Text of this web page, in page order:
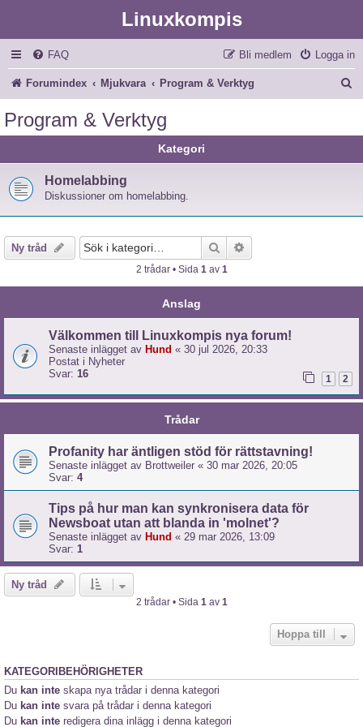
Linuxkompis
FAQ Logga in
Bli medlem
Forumindex Mjukvara Program & Verktyg
Program & Verktyg
Kategori
Homelabbing
Diskussioner om homelabbing.
Ny tråd Sök
2 trådar • Sida 1 av 1
Anslag
Välkommen till Linuxkompis nya forum!
Senaste inlägget av Hund « 30 jul 2026, 20:33
Postat i Nyheter
Svar: 16 1 2
Trådar
Profanity har äntligen stöd för rättstavning!
Senaste inlägget av Brottweiler « 30 mar 2026, 20:05
Svar: 4
Tips på hur man kan synkronisera data för
Newsboat utan att blanda in 'molnet'?
Senaste inlägget av Hund « 29 mar 2026, 13:09
Svar: 1
Ny tråd
2 trådar • Sida 1 av 1
Hoppa till
KATEGORIBEHÖRIGHETER
Du kan inte skapa nya trådar i denna kategori
Du kan inte svara på trådar i denna kategori
Du kan inte redigera dina inlägg i denna kategori